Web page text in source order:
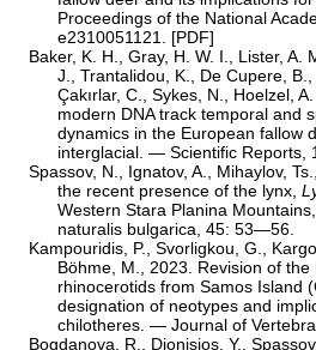
Proceedings of the National
e2310051121. [PDF]
Baker, K. H., Gray, H. W. I., Lister, A.
J., Trantalidou, K., De Cupere, B.,
Çakırlar, C., Sykes, N., Hoelzel,
modern DNA track temporal and
dynamics in the European fallow
interglacial. — Scientific Reports,
Spassov, N., Ignatov, A., Mihaylov,
the recent presence of the lynx,
Western Stara Planina
naturalis bulgarica, 45: 53—56.
Kampouridis, P., Svorligkou, G.,
Böhme, M., 2023. Revision of
rhinocerotids from Samos Island
designation of neotypes and
chilotheres. — Journal of
Bogdanova, R., Dionisios, Y.,